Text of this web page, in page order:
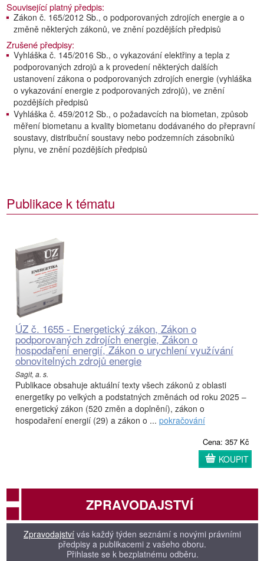
Související platný předpis:
Zákon č. 165/2012 Sb., o podporovaných zdrojích energie a o
změně některých zákonů, ve znění pozdějších předpisů
Zrušené předpisy:
Vyhláška č. 145/2016 Sb., o vykazování elektřiny a tepla z
podporovaných zdrojů a k provedení některých dalších
ustanovení zákona o podporovaných zdrojích energie (vyhláška
o vykazování energie z podporovaných zdrojů), ve znění
pozdějších předpisů
Vyhláška č. 459/2012 Sb., o požadavcích na biometan, způsob
měření biometanu a kvality biometanu dodávaného do přepravní
soustavy, distribuční soustavy nebo podzemních zásobníků
plynu, ve znění pozdějších předpisů
Publikace k tématu
ÚZ č. 1655 - Energetický zákon, Zákon o
podporovaných zdrojích energie, Zákon o
hospodaření energií, Zákon o urychlení využívání
obnovitelných zdrojů energie
Sagit, a. s.
Publikace obsahuje aktuální texty všech zákonů z oblasti
energetiky po velkých a podstatných změnách od roku 2025 –
energetický zákon (520 změn a doplnění), zákon o
hospodaření energií (29) a zákon o ... pokračování
Cena: 357 Kč
KOUPIT
ZPRAVODAJSTVÍ
Zpravodajství vás každý týden seznámí s novými právními
předpisy a publikacemi z vašeho oboru.
Přihlaste se k bezplatnému odběru.